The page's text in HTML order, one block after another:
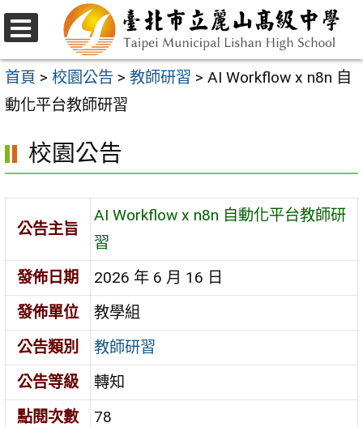
跳
至
主
要
容
區
選
單
首頁 > 校園公告 > 教師研習 > AI Workflow x n8n 自
動化平台教師研習
校園公告
公告主旨
AI Workflow x n8n 自動化平台教師研
習
發佈日期
2026 年 6 月 16 日
發佈單位
教學組
公告類別
教師研習
公告等級
轉知
點閱次數
78